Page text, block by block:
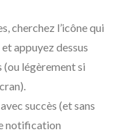
cherchez l’icône qui
appuyez dessus
légèrement si
succès (et sans
notification